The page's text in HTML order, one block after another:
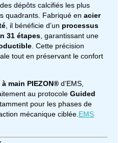
des dépôts calcifiés les plus
quadrants. Fabriqué en acier
, il bénéficie d’un processus
31 étapes , garantissant une
Cette précision
tout en préservant le confort
main PIEZON® d’EMS,
au protocole Guided
pour les phases de
mécanique ciblée.EMS